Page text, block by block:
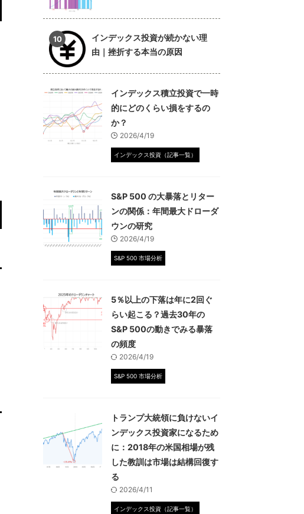
インデックス投資が続かない理
由｜挫折する本当の原因
インデックス積立投資で一時
的にどのくらい損をするの
か？
2026/4/19
インデックス投資（記事一覧）
S&P 500 の大暴落とリター
ンの関係：年間最大ドローダ
ウンの研究
2026/4/19
S&P 500 市場分析
5％以上の下落は年に2回ぐ
らい起こる？過去30年の
S&P 500の動きでみる暴落
の頻度
2026/4/19
S&P 500 市場分析
トランプ大統領に負けないイ
ンデックス投資家になるため
に：2018年の米国相場が残
した教訓は市場は結構回復す
る
2026/4/11
インデックス投資（記事一覧）